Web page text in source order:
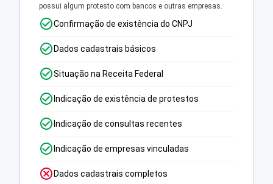
possui algum protesto com bancos e outras empresas.
Confirmação de existência do CNPJ
Dados cadastrais básicos
Situação na Receita Federal
Indicação de existência de protestos
Indicação de consultas recentes
Indicação de empresas vinculadas
Dados cadastrais completos